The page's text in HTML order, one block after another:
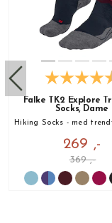
Falke TK2 Explore
Socks, Dame
269 ,-
369 ,-